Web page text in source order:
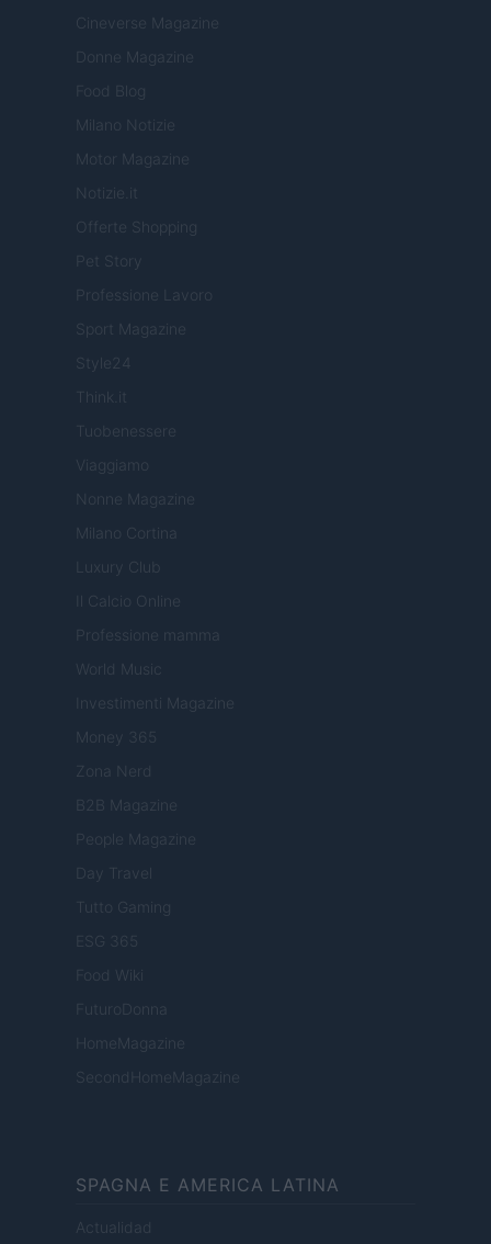
Cineverse Magazine
Donne Magazine
Food Blog
Milano Notizie
Motor Magazine
Notizie.it
Offerte Shopping
Pet Story
Professione Lavoro
Sport Magazine
Style24
Think.it
Tuobenessere
Viaggiamo
Nonne Magazine
Milano Cortina
Luxury Club
Il Calcio Online
Professione mamma
World Music
Investimenti Magazine
Money 365
Zona Nerd
B2B Magazine
People Magazine
Day Travel
Tutto Gaming
ESG 365
Food Wiki
FuturoDonna
HomeMagazine
SecondHomeMagazine
SPAGNA E AMERICA LATINA
Actualidad